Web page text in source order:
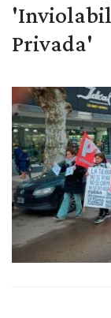
Privada'